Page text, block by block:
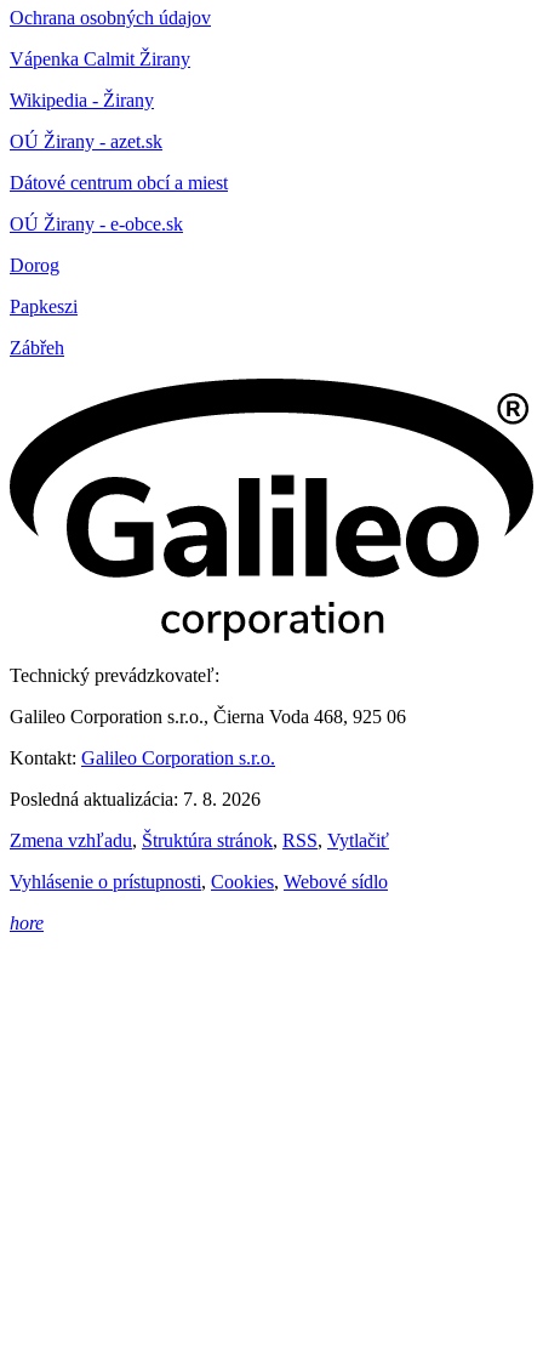
Ochrana osobných údajov
Vápenka Calmit Žirany
Wikipedia - Žirany
OÚ Žirany - azet.sk
Dátové centrum obcí a miest
OÚ Žirany - e-obce.sk
Dorog
Papkeszi
Zábřeh
Technický prevádzkovateľ:
Galileo Corporation s.r.o., Čierna Voda 468, 925 06
Kontakt: Galileo Corporation s.r.o.
Posledná aktualizácia: 7. 8. 2026
Zmena vzhľadu, Štruktúra stránok, RSS, Vytlačiť
Vyhlásenie o prístupnosti, Cookies, Webové sídlo
hore